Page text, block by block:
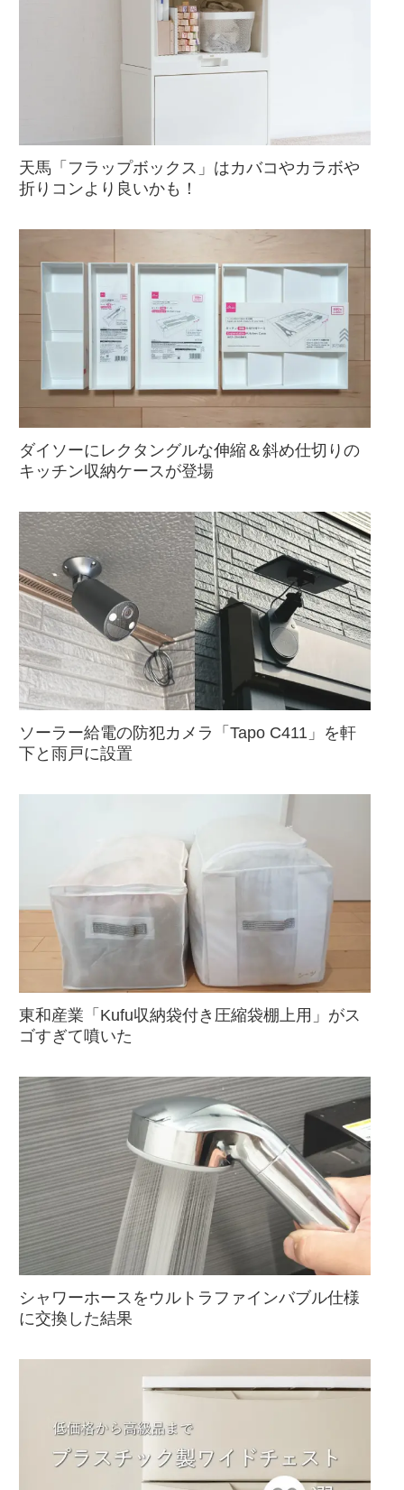
天馬「フラップボックス」はカバコやカラボや
折りコンより良いかも！
ダイソーにレクタングルな伸縮＆斜め仕切りの
キッチン収納ケースが登場
ソーラー給電の防犯カメラ「Tapo C411」を軒
下と雨戸に設置
東和産業「Kufu収納袋付き圧縮袋棚上用」がス
ゴすぎて噴いた
シャワーホースをウルトラファインバブル仕様
に交換した結果